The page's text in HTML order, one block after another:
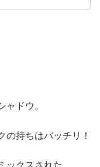
ャドウ。
の持ちはバッチリ！
ックスされた